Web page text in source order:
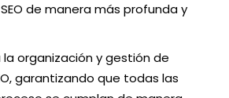
de manera más profunda y
la organización y gestión de
garantizando que todas las